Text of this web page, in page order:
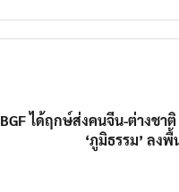
BGF ได้ฤกษ์ส่งคนจีน-ต่างชา
‘ภูมิธรรม’ ลง